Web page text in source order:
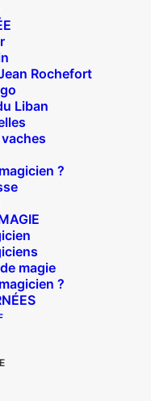
Rochefort
Liban
?
magie
?
Paris